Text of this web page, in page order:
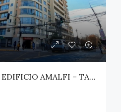
DEPTO AMOBLADO EDIFICIO AMALFI – TALCA